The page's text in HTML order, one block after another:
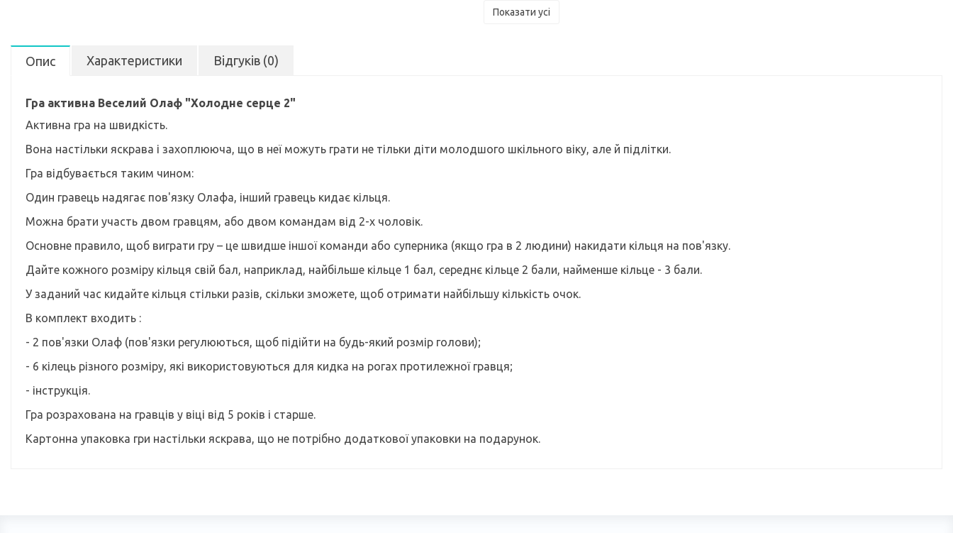
Показати усі
Опис Характеристики Відгуків (0)
Гра активна Веселий Олаф "Холодне серце 2"
Активна гра на швидкість.
Вона настільки яскрава і захоплююча, що в неї можуть грати не тільки діти молодшого шкільного віку, але й підлітки.
Гра відбувається таким чином:
Один гравець надягає пов'язку Олафа, інший гравець кидає кільця.
Можна брати участь двом гравцям, або двом командам від 2-х чоловік.
Основне правило, щоб виграти гру – це швидше іншої команди або суперника (якщо гра в 2 людини) накидати кільця на пов'язку.
Дайте кожного розміру кільця свій бал, наприклад, найбільше кільце 1 бал, середнє кільце 2 бали, найменше кільце - 3 бали.
У заданий час кидайте кільця стільки разів, скільки зможете, щоб отримати найбільшу кількість очок.
В комплект входить :
- 2 пов'язки Олаф (пов'язки регулюються, щоб підійти на будь-який розмір голови);
- 6 кілець різного розміру, які використовуються для кидка на рогах протилежної гравця;
- інструкція.
Гра розрахована на гравців у віці від 5 років і старше.
Картонна упаковка гри настільки яскрава, що не потрібно додаткової упаковки на подарунок.